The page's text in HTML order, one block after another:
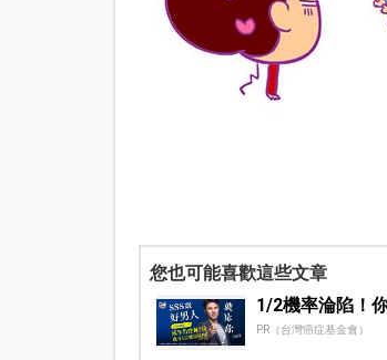
您也可能喜歡這些文章
1/2機率淪陷！
PR（台灣癌症基金會）